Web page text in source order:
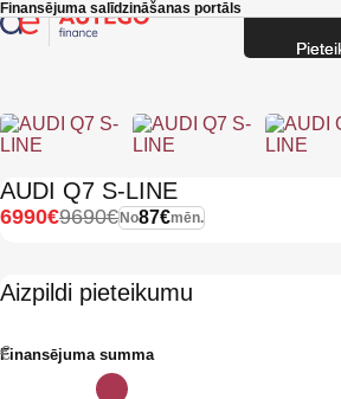
Skip to main content
Finansējuma salīdzināšanas portāls
AUDI Q7 S-LINE
No87€mēn.
9690€
6990€
Aizpildi pieteikumu
Finansējuma summa
€